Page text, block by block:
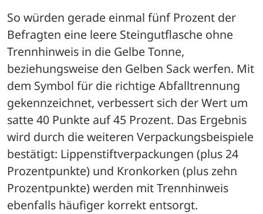
So würden gerade einmal fünf Prozent der
Befragten eine leere Steingutflasche ohne
Trennhinweis in die Gelbe Tonne,
beziehungsweise den Gelben Sack werfen. Mit
dem Symbol für die richtige Abfalltrennung
gekennzeichnet, verbessert sich der Wert um
satte 40 Punkte auf 45 Prozent. Das Ergebnis
wird durch die weiteren Verpackungsbeispiele
bestätigt: Lippenstiftverpackungen (plus 24
Prozentpunkte) und Kronkorken (plus zehn
Prozentpunkte) werden mit Trennhinweis
ebenfalls häufiger korrekt entsorgt.